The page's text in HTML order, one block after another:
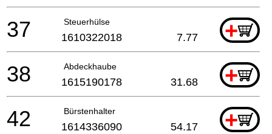
Steuerhülse +
37 1610322018 7.77
Abdeckhaube +
38 1615190178 31.68
Bürstenhalter +
42 1614336090 54.17